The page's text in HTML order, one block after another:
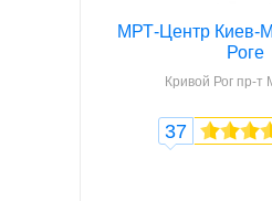
МРТ-Центр Киев-
Роге
Кривой Рог пр-т
37